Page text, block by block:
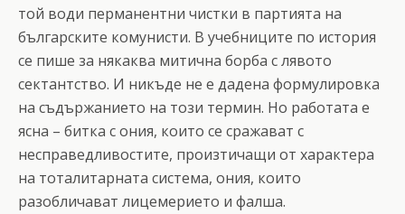
той води перманентни чистки в партията на
българските комунисти. В учебниците по история
се пише за някаква митична борба с лявото
сектантство. И никъде не е дадена формулировка
на съдържанието на този термин. Но работата е
ясна – битка с ония, които се сражават с
несправедливостите, произтичащи от характера
на тоталитарната система, ония, които
разобличават лицемерието и фалша.